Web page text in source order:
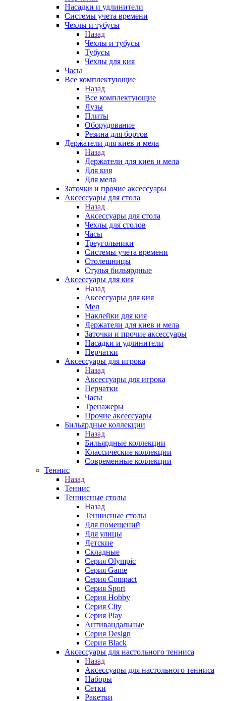
Насадки и удлинители
Системы учета времени
Чехлы и тубусы
Назад
Чехлы и тубусы
Тубусы
Чехлы для кия
Часы
Все комплектующие
Назад
Все комплектующие
Лузы
Плиты
Оборудование
Резина для бортов
Держатели для киев и мела
Назад
Держатели для киев и мела
Для кия
Для мела
Заточки и прочие аксессуары
Аксессуары для стола
Назад
Аксессуары для стола
Чехлы для столов
Часы
Треугольники
Системы учета времени
Столешницы
Стулья бильярдные
Аксессуары для кия
Назад
Аксессуары для кия
Мел
Наклейки для кия
Держатели для киев и мела
Заточки и прочие аксессуары
Насадки и удлинители
Перчатки
Аксессуары для игрока
Назад
Аксессуары для игрока
Перчатки
Часы
Тренажеры
Прочие аксессуары
Бильярдные коллекции
Назад
Бильярдные коллекции
Классические коллекции
Современные коллекции
Теннис
Назад
Теннис
Теннисные столы
Назад
Теннисные столы
Для помещений
Для улицы
Детские
Складные
Серия Olympic
Серия Game
Серия Compact
Серия Sport
Серия Hobby
Серия City
Серия Play
Антивандальные
Серия Design
Серия Black
Аксессуары для настольного тенниса
Назад
Аксессуары для настольного тенниса
Наборы
Сетки
Ракетки